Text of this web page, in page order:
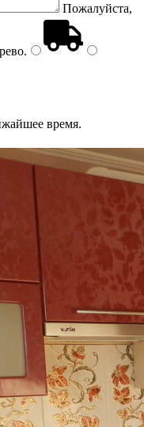
Пожалуйста,
.
время.